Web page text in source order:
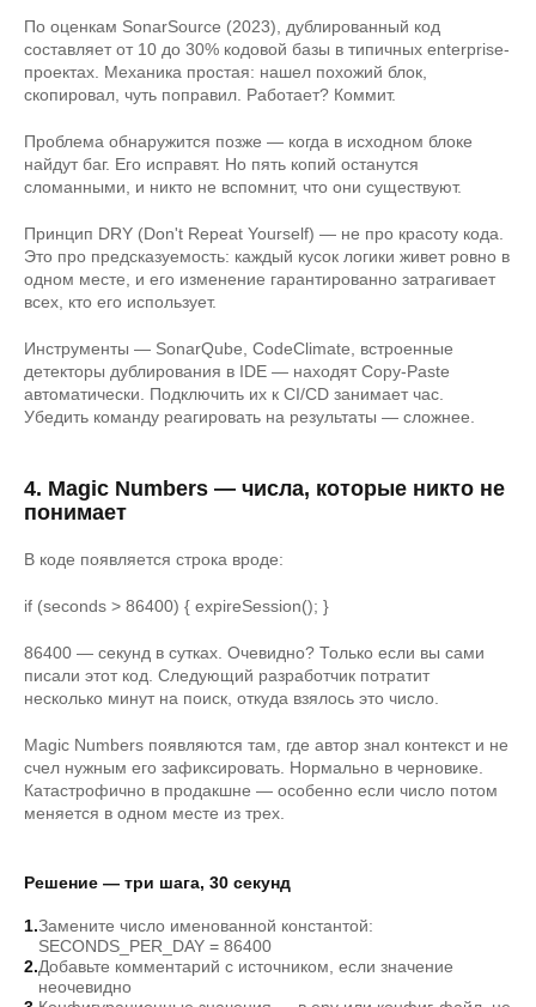
По оценкам SonarSource (2023), дублированный код
составляет от 10 до 30% кодовой базы в типичных enterprise-
проектах. Механика простая: нашел похожий блок,
скопировал, чуть поправил. Работает? Коммит.
Проблема обнаружится позже — когда в исходном блоке
найдут баг. Его исправят. Но пять копий останутся
сломанными, и никто не вспомнит, что они существуют.
Принцип DRY (Don't Repeat Yourself) — не про красоту кода.
Это про предсказуемость: каждый кусок логики живет ровно в
одном месте, и его изменение гарантированно затрагивает
всех, кто его использует.
Инструменты — SonarQube, CodeClimate, встроенные
детекторы дублирования в IDE — находят Copy-Paste
автоматически. Подключить их к CI/CD занимает час.
Убедить команду реагировать на результаты — сложнее.
4. Magic Numbers — числа, которые никто не
понимает
В коде появляется строка вроде:
if (seconds > 86400) { expireSession(); }
86400 — секунд в сутках. Очевидно? Только если вы сами
писали этот код. Следующий разработчик потратит
несколько минут на поиск, откуда взялось это число.
Magic Numbers появляются там, где автор знал контекст и не
счел нужным его зафиксировать. Нормально в черновике.
Катастрофично в продакшне — особенно если число потом
меняется в одном месте из трех.
Решение — три шага, 30 секунд
Замените число именованной константой:
SECONDS_PER_DAY = 86400
Добавьте комментарий с источником, если значение
неочевидно